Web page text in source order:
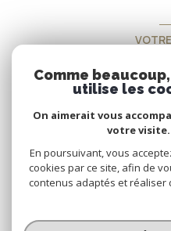
Espace
SE
Comme
utilise les
On aimerait vous
votre visite.
En poursuivant, vous
cookies par ce site, afin de
contenus adaptés et réaliser